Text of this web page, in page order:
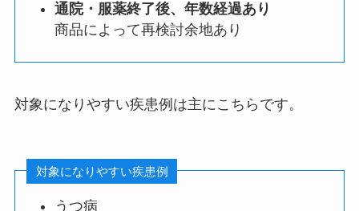
通院・服薬終了後、年数経過あり
商品によって再検討余地あり
対象になりやすい疾患例は主にこちらです。
対象になりやすい疾患例
うつ病